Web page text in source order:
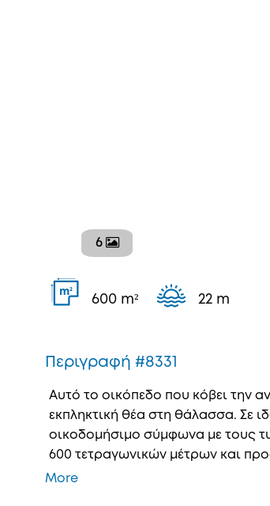
6
m2
600 m² 22 m
Περιγραφή #8331
Αυτό το οικόπεδο που κόβει την
εκπληκτική θέα στη θάλασσα. Σε
οικοδομήσιμο σύμφωνα με τους
600 τετραγωνικών μέτρων και
More